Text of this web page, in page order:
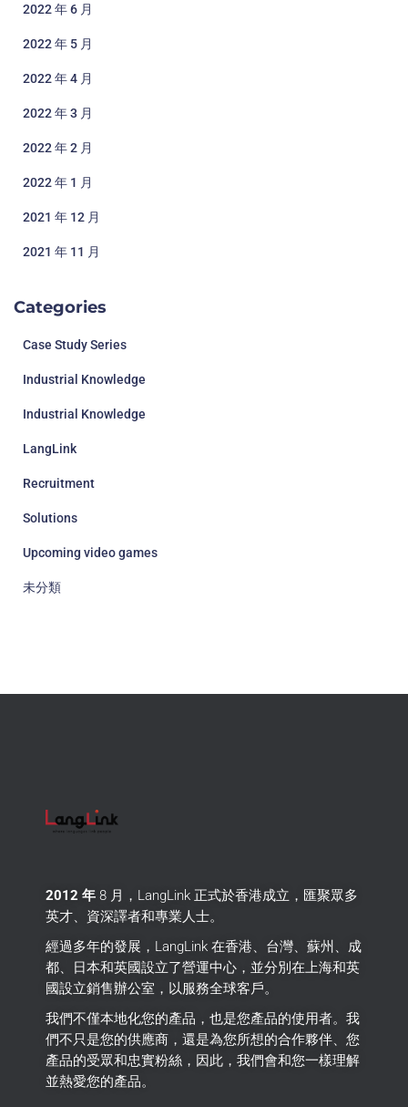
2022 年 6 月
2022 年 5 月
2022 年 4 月
2022 年 3 月
2022 年 2 月
2022 年 1 月
2021 年 12 月
2021 年 11 月
Categories
Case Study Series
Industrial Knowledge
Industrial Knowledge
LangLink
Recruitment
Solutions
Upcoming video games
未分類
2012 年 8 月，LangLink 正式於香港成立，匯聚眾多
英才、資深譯者和專業人士。
經過多年的發展，LangLink 在香港、台灣、蘇州、成
都、日本和英國設立了營運中心，並分別在上海和英
國設立銷售辦公室，以服務全球客戶。
我們不僅本地化您的產品，也是您產品的使用者。 我
們不只是您的供應商，還是為您所想的合作夥伴、您
產品的受眾和忠實粉絲，因此，我們會和您一樣理解
並熱愛您的產品。